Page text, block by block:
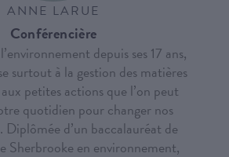
ANNE LARUE
Conférencière
depuis ses 17 ans,
surtout à la gestion des matières
petites actions que l’on peut
quotidien pour changer nos
Diplômée d’un baccalauréat de
Sherbrooke en environnement,